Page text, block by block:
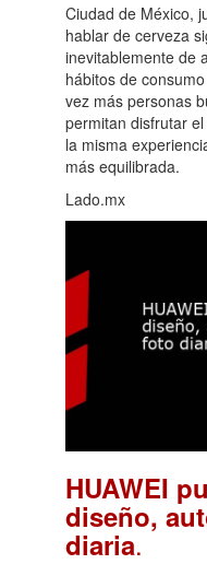
Ciudad de México,
hablar de cerveza
inevitablemente de
hábitos de
vez más personas
permitan disfrutar
la misma
más equilibrada.
Lado.mx
HUAWEI
diseño,
diaria.